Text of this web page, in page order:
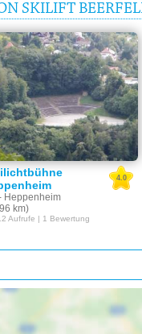
SKILIFT
Heppenheim
km)
4.0
Aufrufe | 1 Bewertung